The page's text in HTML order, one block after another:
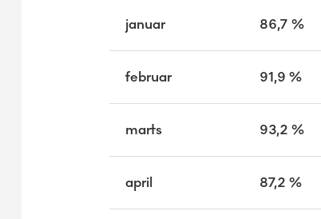
januar 86,7 %
februar 91,9 %
marts 93,2 %
april 87,2 %